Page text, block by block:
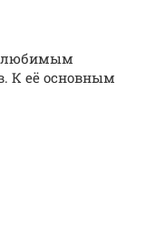
любимым
К её основным